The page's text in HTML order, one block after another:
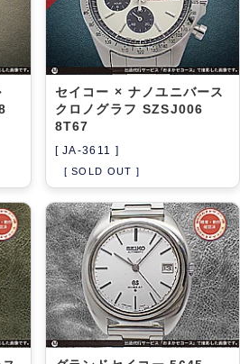
セイコー × ナノユニバース
クロノグラフ SZSJ006
8T67
[ JA-3611 ]
[ SOLD OUT ]